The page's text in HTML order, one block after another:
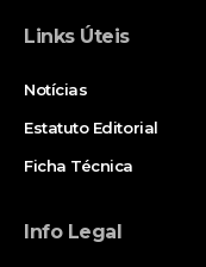
Links Úteis
Notícias
Estatuto Editorial
Ficha Técnica
Info Legal